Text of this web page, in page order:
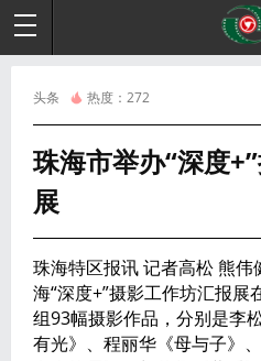
头条 热度： 272
珠海市举办“深度
展
珠海特区报讯 记者高松 熊
海“深度+”摄影工作坊汇报
组93幅摄影作品，分别是李
有光》、程丽华《母与子》